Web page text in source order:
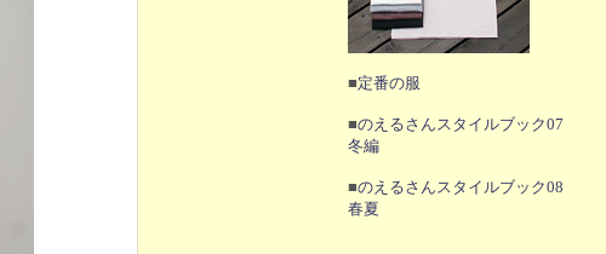
■定番の服
■のえるさんスタイルブック07
冬編
■のえるさんスタイルブック08
春夏